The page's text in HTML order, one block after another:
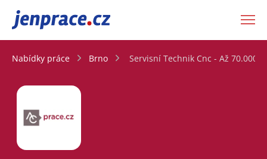
JenPráce.cz
Nabídky práce Brno Servisní Technik Cnc - Až